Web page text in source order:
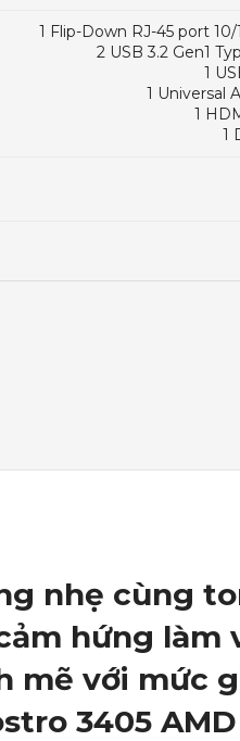
1 Flip-Down RJ-45 port
2 USB 3.2 Gen1
1
1 Universal
1
1
nhẹ cùng
hứng làm
mẽ với mức
3405 AMD